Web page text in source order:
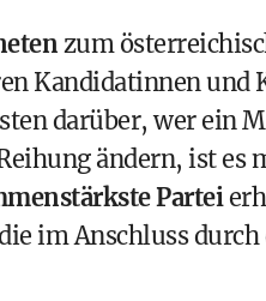
zum
Kandidatinnen und
darüber, wer ein
ändern, ist es
Partei
im Anschluss durch